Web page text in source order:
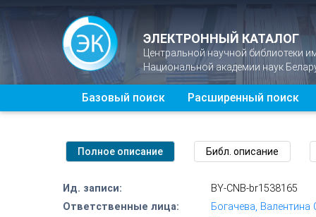
ЭЛЕКТРОННЫЙ КАТАЛОГ
Центральной научной библиотеки
Национальной академии наук
Базовый поиск Расширенный поиск
Ид. записи:
BY-CNB-br1538165
Ответственные лица:
Богачева,